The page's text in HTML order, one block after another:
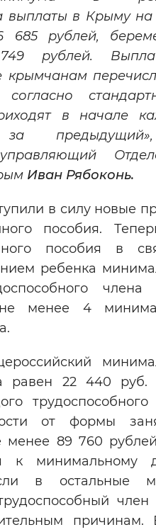
настройки
выплаты в Крыму на
685 рублей,
рублей.
крымчанам
согласно
в начале
за
Иван Рябоконь.
в силу новые
пособия.
пособия в
ребенка
члена
не менее 4
равен 22 440 руб.
трудоспособного
от формы
менее 89 760
к минимальному
в остальные
член
причинам.